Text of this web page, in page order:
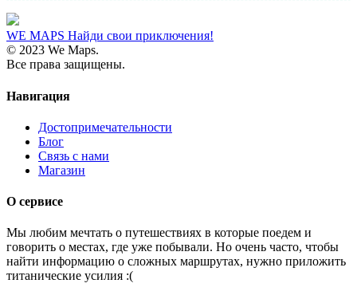
WE MAPS Найди свои приключения!
© 2023 We Maps.
Все права защищены.
Навигация
Достопримечательности
Блог
Связь с нами
Магазин
О сервисе
Мы любим мечтать о путешествиях в которые поедем и
говорить о местах, где уже побывали. Но очень часто, чтобы
найти информацию о сложных маршрутах, нужно приложить
титанические усилия :(